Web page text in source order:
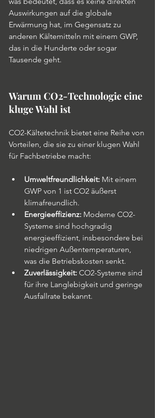
Auswirkungen auf die globale
Erwärmung hat, im Gegensatz zu
anderen Kältemitteln mit einem GWP,
das in die Hunderte oder sogar
Tausende geht.
Warum CO2-Technologie eine
kluge Wahl ist
CO2-Kältetechnik bietet eine Reihe von
Vorteilen, die sie zu einer klugen Wahl
für Fachbetriebe macht:
Umweltfreundlichkeit: Mit einem
GWP von 1 ist CO2 äußerst
klimafreundlich.
Energieeffizienz: Moderne CO2-
Systeme sind hochgradig
energieeffizient, insbesondere bei
niedrigen Außentemperaturen,
was die Betriebskosten senkt.
Zuverlässigkeit: CO2-Systeme sind
für ihre Langlebigkeit und geringe
Ausfallrate bekannt.